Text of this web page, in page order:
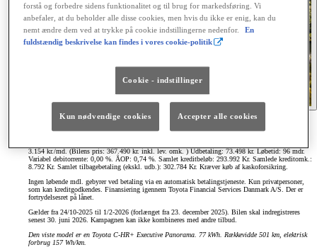
Eksempel på finansiering:
3.154 kr./md. (Bilens pris: 367.490 kr. inkl. lev. omk. ) Udbetaling: 73.498 kr. Løbetid: 96 mdr.
Variabel debitorrente: 0,00 %. ÅOP: 0,74 %. Samlet kreditbeløb: 293.992 Kr. Samlede kreditomk.:
8.792 Kr. Samlet tilbagebetaling (ekskl. udb.): 302.784 Kr. Kræver køb af kaskoforsikring.
Ingen løbende mdl. gebyrer ved betaling via en automatisk betalingstjeneste. Kun privatpersoner,
som kan kreditgodkendes. Finansiering igennem Toyota Financial Services Danmark A/S. Der er
fortrydelsesret på lånet.
Gælder fra 24/10-2025 til 1/2-2026 (forlænget fra 23. december 2025). Bilen skal indregistreres
senest 30. juni 2026. Kampagnen kan ikke kombineres med andre tilbud.
Den viste model er en Toyota C-HR+ Executive Panorama. 77 kWh. Rækkevidde 501 km, elektrisk
forbrug 157 Wh/km.
forstå og forbedre sidens funktionalitet og til brug for markedsføring. Vi
anbefaler, at du beholder alle disse cookies, men hvis du ikke er enig, kan du
nemt ændre dem ved at trykke på cookie indstillingerne nedenfor.
En
fuldstændig beskrivelse kan findes i vores cookie-politik
Cookie - indstillinger
Kun nødvendige cookies Accepter alle cookies